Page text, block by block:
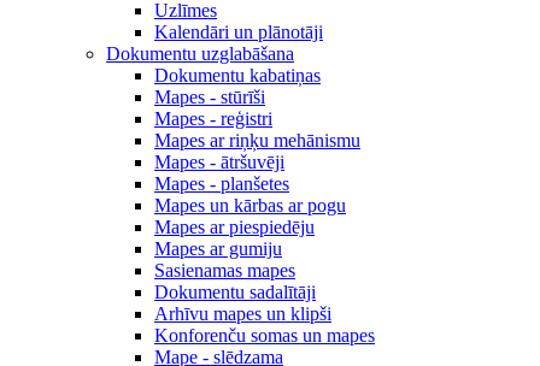
Uzlīmes
Kalendāri un plānotāji
Dokumentu uzglabāšana
Dokumentu kabatiņas
Mapes - stūrīši
Mapes - reģistri
Mapes ar riņķu mehānismu
Mapes - ātršuvēji
Mapes - planšetes
Mapes un kārbas ar pogu
Mapes ar piespiedēju
Mapes ar gumiju
Sasienamas mapes
Dokumentu sadalītāji
Arhīvu mapes un klipši
Konforenču somas un mapes
Mape - slēdzama